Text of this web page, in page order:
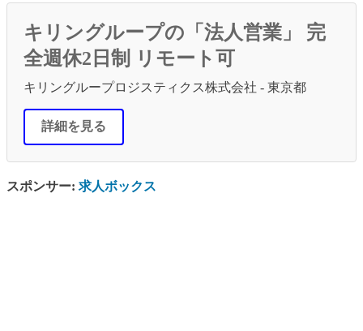
キリングループの「法人営業」 完
全週休2日制 リモート可
キリングループロジスティクス株式会社 - 東京都
詳細を見る
スポンサー: 求人ボックス